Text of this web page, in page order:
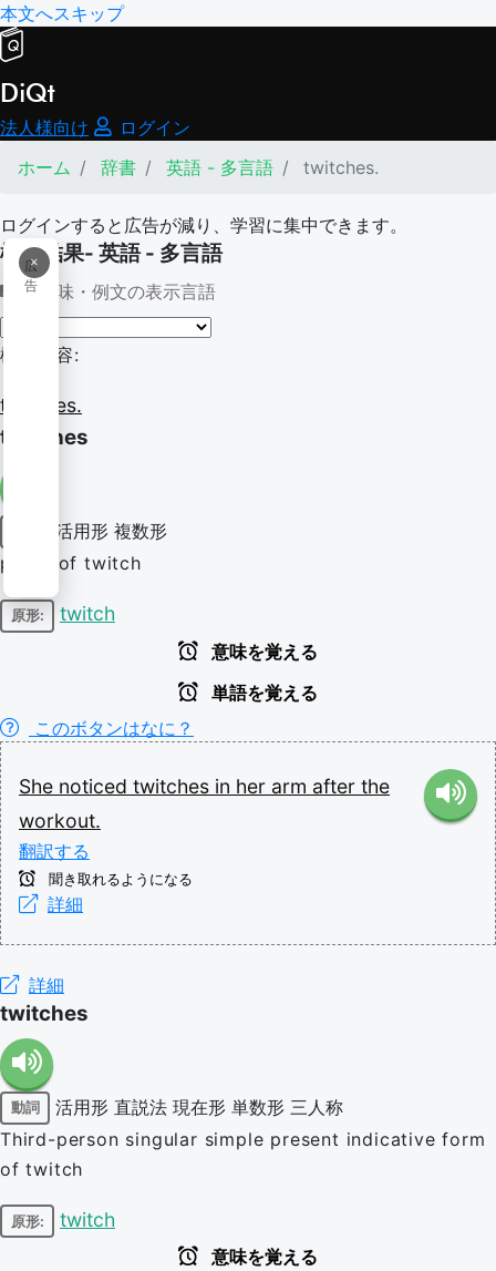
本文へスキップ
DiQt
法人様向け
ログイン
ホーム
辞書 英語 - 多言語 twitches.
ログインすると広告が減り、学習に集中できます。
×
広
告
検索結果- 英語 - 多言語
意味・例文の表示言語
検索内容:
twitches.
twitches
活用形 複数形
plural of twitch
原形: twitch
意味を覚える
単語を覚える
このボタンはなに？
She noticed twitches in her arm after the
workout.
翻訳する
聞き取れるようになる
詳細
詳細
twitches
動詞 活用形 直説法 現在形 単数形 三人称
Third-person singular simple present indicative form
of twitch
原形: twitch
意味を覚える